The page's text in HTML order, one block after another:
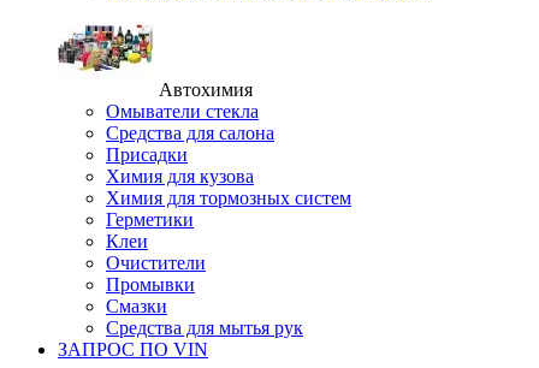
Автохимия
Омыватели стекла
Средства для салона
Присадки
Химия для кузова
Химия для тормозных систем
Герметики
Клеи
Очистители
Промывки
Смазки
Средства для мытья рук
ЗАПРОС ПО VIN